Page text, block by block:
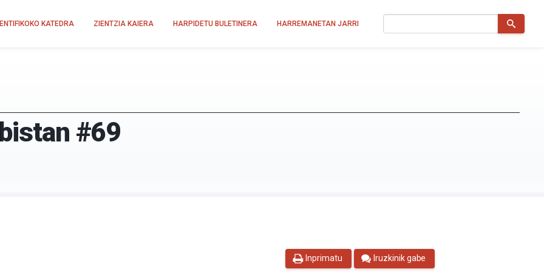
KATEDRA ZIENTZIA KAIERA HARPIDETU BULETINERA HARREMANETAN JARRI
#69
Inprimatu Iruzkinik gabe